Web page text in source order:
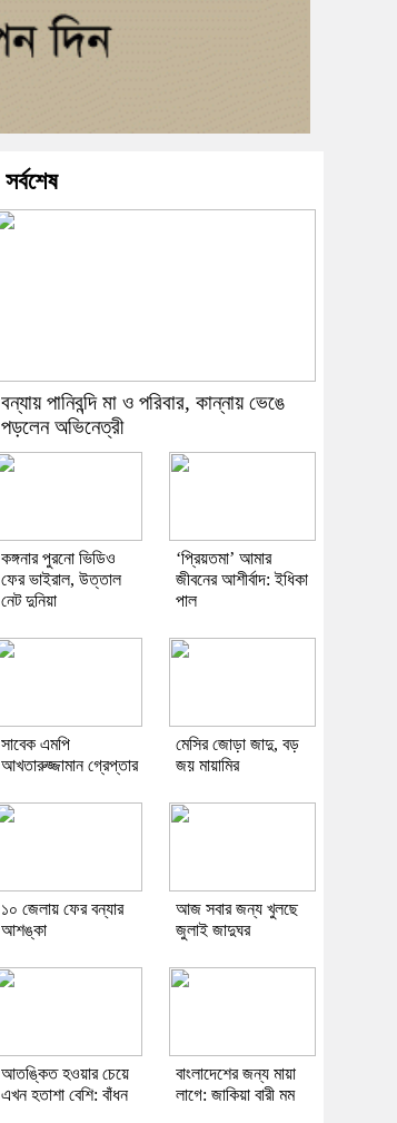
সর্বশেষ
বন্যায় পানিবন্দি মা ও পরিবার, কান্নায় ভেঙে
পড়লেন অভিনেত্রী
কঙ্গনার পুরনো ভিডিও
ফের ভাইরাল, উত্তাল
নেট দুনিয়া
‘প্রিয়তমা’ আমার
জীবনের আশীর্বাদ: ইধিকা
পাল
সাবেক এমপি
আখতারুজ্জামান গ্রেপ্তার
মেসির জোড়া জাদু, বড়
জয় মায়ামির
১০ জেলায় ফের বন্যার
আশঙ্কা
আজ সবার জন্য খুলছে
জুলাই জাদুঘর
আতঙ্কিত হওয়ার চেয়ে
এখন হতাশা বেশি: বাঁধন
বাংলাদেশের জন্য মায়া
লাগে: জাকিয়া বারী মম